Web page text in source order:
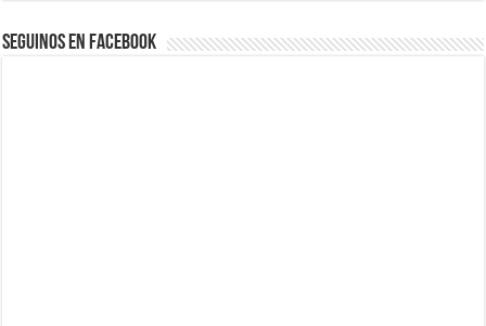
Seguinos en Facebook